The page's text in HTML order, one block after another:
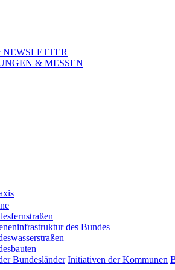
& MESSEN
des Bundes
Bundesländer Initiativen der Kommunen